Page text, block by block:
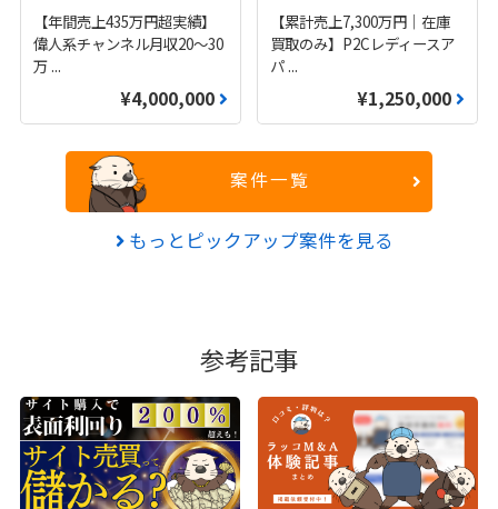
【年間売上435万円超実績】
偉人系チャンネル月収20～30
万 ...
¥4,000,000
【累計売上7,300万円｜在庫
買取のみ】P2Cレディースア
パ ...
¥1,250,000
案件一覧
もっとピックアップ案件を見る
参考記事